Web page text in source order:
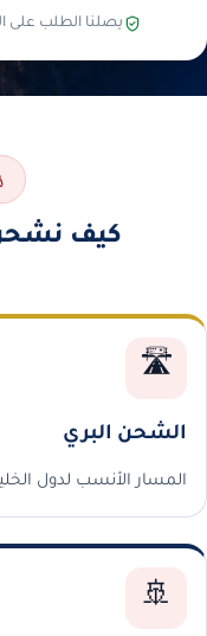
يصلنا الطلب على
كيف
🛣️
الشحن البري
المسار الأنسب لدول
🚢